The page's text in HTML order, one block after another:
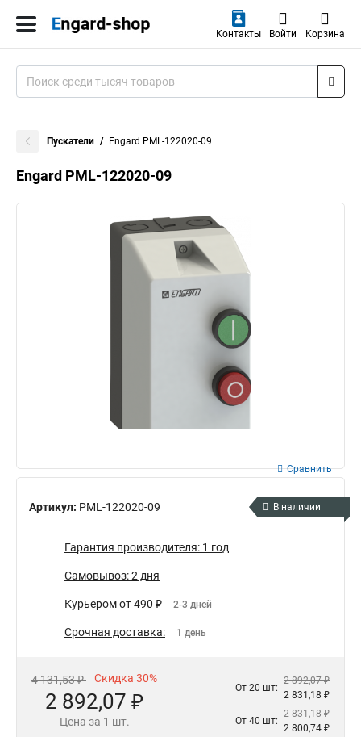
Контакты Войти Корзина
Пускатели Engard PML-122020-09
Engard PML-122020-09
Артикул: PML-122020-09
Сравнить
В наличии
Гарантия производителя: 1 год
Самовывоз: 2 дня
Курьером от 490 ₽ 2-3 дней
Срочная доставка: 1 день
4 131,53 ₽ Скидка 30%
2 892,07 ₽
Цена за 1 шт.
От 20 шт:
2 892,07 ₽
2 831,18 ₽
От 40 шт:
2 831,18 ₽
2 800,74 ₽